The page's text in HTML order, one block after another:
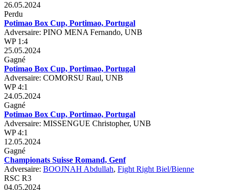
26.05.2024
Perdu
Potimao Box Cup, Portimao, Portugal
Adversaire: PINO MENA Fernando, UNB
WP 1:4
25.05.2024
Gagné
Potimao Box Cup, Portimao, Portugal
Adversaire: COMORSU Raul, UNB
WP 4:1
24.05.2024
Gagné
Potimao Box Cup, Portimao, Portugal
Adversaire: MISSENGUE Christopher, UNB
WP 4:1
12.05.2024
Gagné
Championats Suisse Romand, Genf
Adversaire: BOOJNAH Abdullah, Fight Right Biel/Bienne
RSC R3
04.05.2024